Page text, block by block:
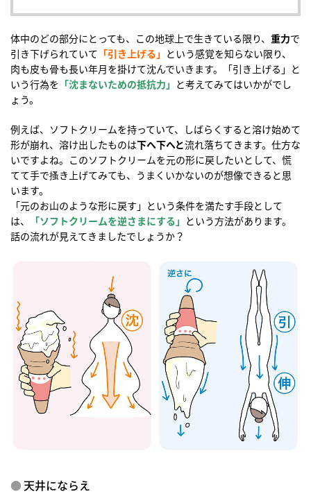
体中のどの部分にとっても、この地球上で生きている限り、 重力で
引き下げられていて 「引き上げる」 という感覚を知らない限り、
肉も皮も骨も長い年月を掛けて沈んでいきます。「引き上げる」と
いう行為を 「沈まないための抵抗力」 と考えてみてはいかがでし
ょう。
例えば、ソフトクリームを持っていて、しばらくすると溶け始めて
形が崩れ、溶け出したものは下へ下へと流れ落ちてきます。仕方な
いですよね。このソフトクリームを元の形に戻したいとして、慌
てて手で搔き上げてみても、うまくいかないのが想像できると思
います。
「元のお山のような形に戻す」という条件を満たす手段として
は、
「ソフトクリームを逆さまにする」 という方法があります。
話の流れが見えてきましたでしょうか？
天井にならえ